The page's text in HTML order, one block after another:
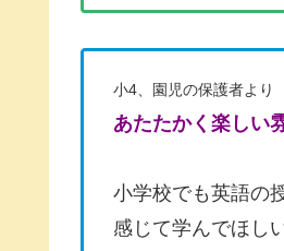
小4、園児の保護者より
あたたかく楽しい
小学校でも英語の
感じて学んでほし